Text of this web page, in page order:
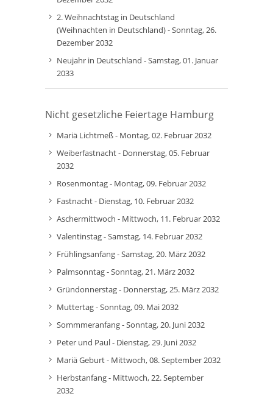
2. Weihnachtstag in Deutschland
(Weihnachten in Deutschland) - Sonntag, 26.
Dezember 2032
Neujahr in Deutschland - Samstag, 01. Januar
2033
Nicht gesetzliche Feiertage Hamburg
Mariä Lichtmeß - Montag, 02. Februar 2032
Weiberfastnacht - Donnerstag, 05. Februar
2032
Rosenmontag - Montag, 09. Februar 2032
Fastnacht - Dienstag, 10. Februar 2032
Aschermittwoch - Mittwoch, 11. Februar 2032
Valentinstag - Samstag, 14. Februar 2032
Frühlingsanfang - Samstag, 20. März 2032
Palmsonntag - Sonntag, 21. März 2032
Gründonnerstag - Donnerstag, 25. März 2032
Muttertag - Sonntag, 09. Mai 2032
Sommmeranfang - Sonntag, 20. Juni 2032
Peter und Paul - Dienstag, 29. Juni 2032
Mariä Geburt - Mittwoch, 08. September 2032
Herbstanfang - Mittwoch, 22. September
2032